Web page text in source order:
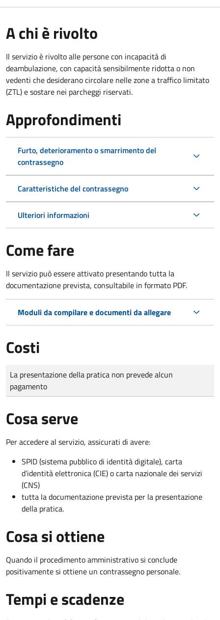
A chi è rivolto
Il servizio è rivolto alle persone con incapacità di
deambulazione, con capacità sensibilmente ridotta o non
vedenti che desiderano circolare nelle zone a traffico limitato
(ZTL) e sostare nei parcheggi riservati.
Approfondimenti
Furto, deterioramento o smarrimento del
contrassegno
Caratteristiche del contrassegno
Ulteriori informazioni
Come fare
Il servizio può essere attivato presentando tutta la
documentazione prevista, consultabile in formato PDF.
Moduli da compilare e documenti da allegare
Costi
Tipo di pagamento
Importo
La presentazione della pratica non prevede alcun
pagamento
Cosa serve
Per accedere al servizio, assicurati di avere:
SPID (sistema pubblico di identità digitale), carta
d’identità elettronica (CIE) o carta nazionale dei servizi
(CNS)
tutta la documentazione prevista per la presentazione
della pratica.
Cosa si ottiene
Quando il procedimento amministrativo si conclude
positivamente si ottiene un contrassegno personale.
Tempi e scadenze